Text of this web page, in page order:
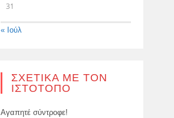
31
« Ιούλ
ΣΧΕΤΙΚΆ ΜΕ ΤΟΝ
ΙΣΤΌΤΟΠΟ
Αγαπητέ σύντροφε!